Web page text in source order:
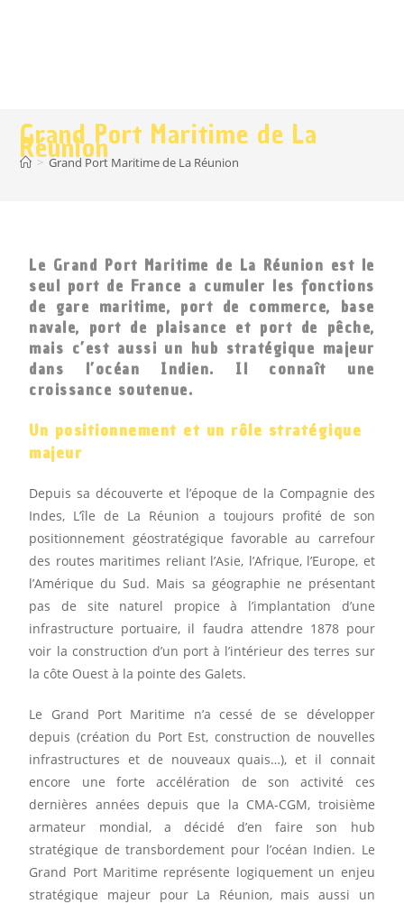
Grand Port Maritime de La
Réunion
> Grand Port Maritime de La Réunion
Le Grand Port Maritime de La Réunion est le
seul port de France a cumuler les fonctions
de gare maritime, port de commerce, base
navale, port de plaisance et port de pêche,
mais c’est aussi un hub stratégique majeur
dans l’océan Indien. Il connaît une
croissance soutenue.
Un positionnement et un rôle stratégique
majeur
Depuis sa découverte et l’époque de la Compagnie des
Indes, L’île de La Réunion a toujours profité de son
positionnement géostratégique favorable au carrefour
des routes maritimes reliant l’Asie, l’Afrique, l’Europe, et
l’Amérique du Sud. Mais sa géographie ne présentant
pas de site naturel propice à l’implantation d’une
infrastructure portuaire, il faudra attendre 1878 pour
voir la construction d’un port à l’intérieur des terres sur
la côte Ouest à la pointe des Galets.
Le Grand Port Maritime n’a cessé de se développer
depuis (création du Port Est, construction de nouvelles
infrastructures et de nouveaux quais…), et il connait
encore une forte accélération de son activité ces
dernières années depuis que la CMA-CGM, troisième
armateur mondial, a décidé d’en faire son hub
stratégique de transbordement pour l’océan Indien. Le
Grand Port Maritime représente logiquement un enjeu
stratégique majeur pour La Réunion, mais aussi un